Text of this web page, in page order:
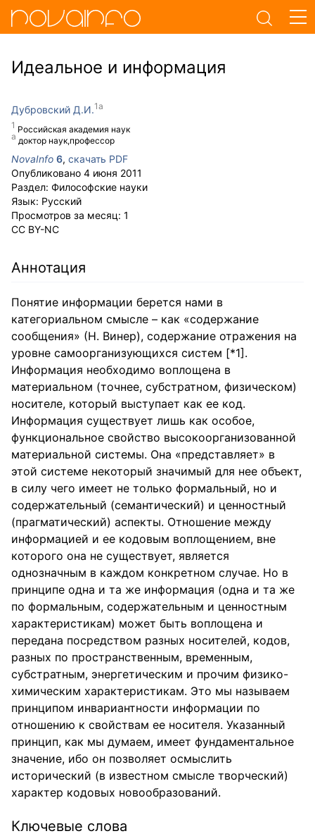
Идеальное и информация
Дубровский Д.И.
Российская академия наук
доктор наук,профессор
NovaInfo 6, скачать PDF
Опубликовано 4 июня 2011
Раздел: Философские науки
Язык: Русский
Просмотров за месяц: 1
CC BY-NC
Аннотация
Понятие информации берется нами в
категориальном смысле – как «содержание
сообщения» (Н. Винер), содержание отражения на
уровне самоорганизующихся систем [*1].
Информация необходимо воплощена в
материальном (точнее, субстратном, физическом)
носителе, который выступает как ее код.
Информация существует лишь как особое,
функциональное свойство высокоорганизованной
материальной системы. Она «представляет» в
этой системе некоторый значимый для нее объект,
в силу чего имеет не только формальный, но и
содержательный (семантический) и ценностный
(прагматический) аспекты. Отношение между
информацией и ее кодовым воплощением, вне
которого она не существует, является
однозначным в каждом конкретном случае. Но в
принципе одна и та же информация (одна и та же
по формальным, содержательным и ценностным
характеристикам) может быть воплощена и
передана посредством разных носителей, кодов,
разных по пространственным, временным,
субстратным, энергетическим и прочим физико-
химическим характеристикам. Это мы называем
принципом инвариантности информации по
отношению к свойствам ее носителя. Указанный
принцип, как мы думаем, имеет фундаментальное
значение, ибо он позволяет осмыслить
исторический (в известном смысле творческий)
характер кодовых новообразований.
Ключевые слова